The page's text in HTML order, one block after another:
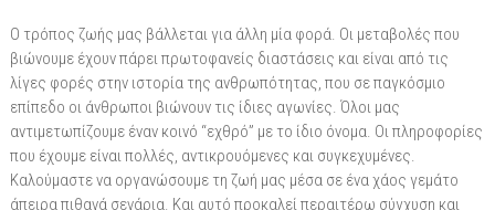
Ο τρόπος ζωής μας βάλλεται για άλλη μία φορά. Οι μεταβολές που
βιώνουμε έχουν πάρει πρωτοφανείς διαστάσεις και είναι από τις
λίγες φορές στην ιστορία της ανθρωπότητας, που σε παγκόσμιο
επίπεδο οι άνθρωποι βιώνουν τις ίδιες αγωνίες. Όλοι μας
αντιμετωπίζουμε έναν κοινό “εχθρό” με το ίδιο όνομα. Οι πληροφορίες
που έχουμε είναι πολλές, αντικρουόμενες και συγκεχυμένες.
Καλούμαστε να οργανώσουμε τη ζωή μας μέσα σε ένα χάος γεμάτο
άπειρα πιθανά σενάρια. Και αυτό προκαλεί περαιτέρω σύγχυση και